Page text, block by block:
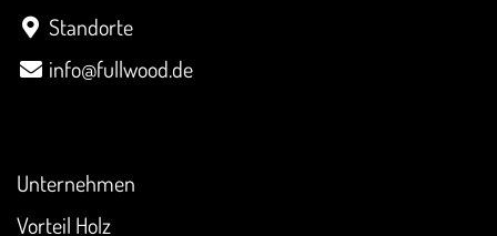
Standorte
info@fullwood.de
Unternehmen
Vorteil Holz